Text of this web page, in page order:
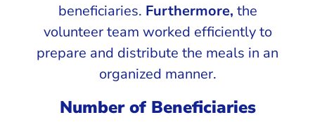
beneficiaries. Furthermore, the
volunteer team worked efficiently to
prepare and distribute the meals in an
organized manner.
Number of Beneficiaries